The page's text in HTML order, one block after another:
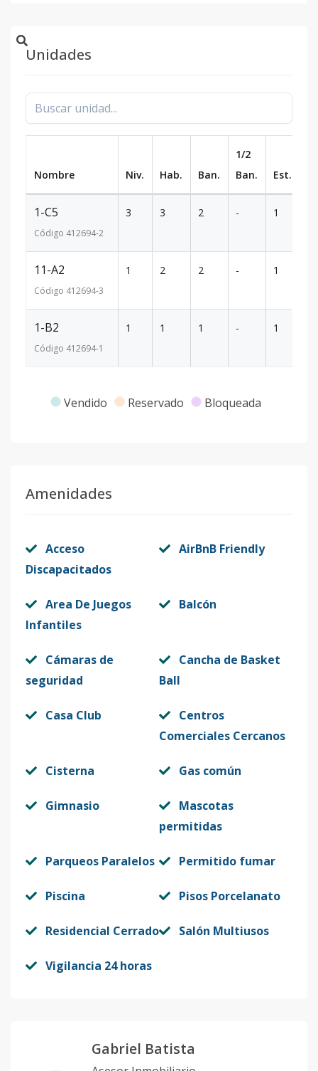
Unidades
Nombre Niv. Hab. Ban.
1/2
Ban.
Est.
1-C5
Código 412694-2
3 3 2 - 1
11-A2
Código 412694-3
1 2 2 - 1
1-B2
Código 412694-1
1 1 1 - 1
Vendido Reservado Bloqueada
Amenidades
Acceso
Discapacitados
AirBnB Friendly
Area De Juegos
Infantiles
Balcón
Cámaras de
seguridad
Cancha de Basket
Ball
Casa Club
Centros
Comerciales Cercanos
Cisterna Gas común
Gimnasio
Mascotas
permitidas
Parqueos Paralelos Permitido fumar
Piscina Pisos Porcelanato
Residencial Cerrado Salón Multiusos
Vigilancia 24 horas
Gabriel Batista